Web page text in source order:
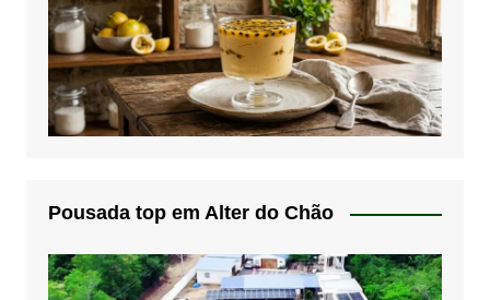
Pousada top em Alter do Chão